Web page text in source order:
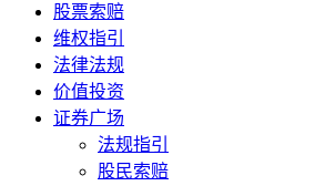
股票索赔
维权指引
法律法规
价值投资
证券广场
法规指引
股民索赔